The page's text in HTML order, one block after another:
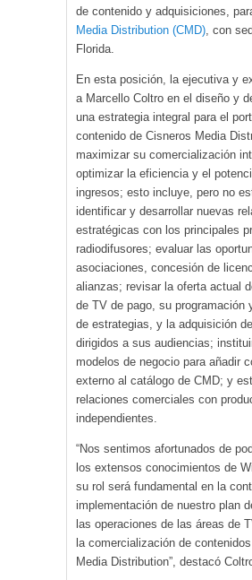
de contenido y adquisiciones,
Media Distribution (CMD) , con
Florida.
En esta posición, la ejecutiva y
a Marcello Coltro en el diseño y
una estrategia integral para el
contenido de Cisneros Media
maximizar su comercialización
optimizar la eficiencia y el
ingresos; esto incluye, pero no
identificar y desarrollar nuevas
estratégicas con los principales
radiodifusores; evaluar las
asociaciones, concesión de
alianzas; revisar la oferta actual
de TV de pago, su programación
de estrategias, y la adquisición
dirigidos a sus audiencias;
modelos de negocio para añadir
externo al catálogo de CMD; y
relaciones comerciales con
independientes.
“Nos sentimos afortunados de
los extensos conocimientos de
su rol será fundamental en la
implementación de nuestro plan
las operaciones de las áreas de
la comercialización de
Media Distribution”, destacó